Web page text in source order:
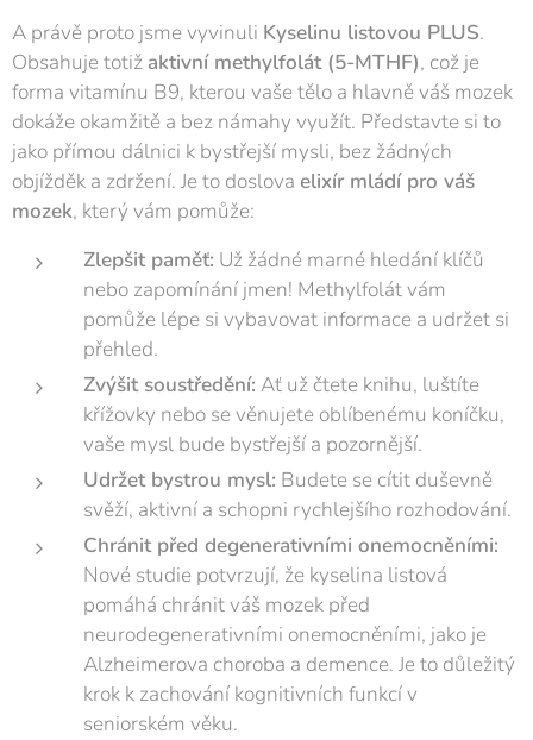
A právě proto jsme vyvinuli Kyselinu listovou PLUS.
Obsahuje totiž aktivní methylfolát (5-MTHF), což je
forma vitamínu B9, kterou vaše tělo a hlavně váš mozek
dokáže okamžitě a bez námahy využít. Představte si to
jako přímou dálnici k bystřejší mysli, bez žádných
objížděk a zdržení. Je to doslova elixír mládí pro váš
mozek, který vám pomůže:
Zlepšit paměť: Už žádné marné hledání klíčů
nebo zapomínání jmen! Methylfolát vám
pomůže lépe si vybavovat informace a udržet si
přehled.
Zvýšit soustředění: Ať už čtete knihu, luštíte
křížovky nebo se věnujete oblíbenému koníčku,
vaše mysl bude bystřejší a pozornější.
Udržet bystrou mysl: Budete se cítit duševně
svěží, aktivní a schopni rychlejšího rozhodování.
Chránit před degenerativními onemocněními:
Nové studie potvrzují, že kyselina listová
pomáhá chránit váš mozek před
neurodegenerativními onemocněními, jako je
Alzheimerova choroba a demence. Je to důležitý
krok k zachování kognitivních funkcí v
seniorském věku.